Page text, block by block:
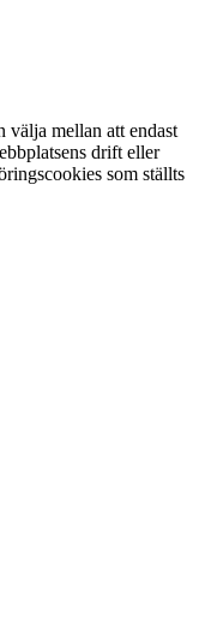
välja mellan att endast
drift eller
som ställts